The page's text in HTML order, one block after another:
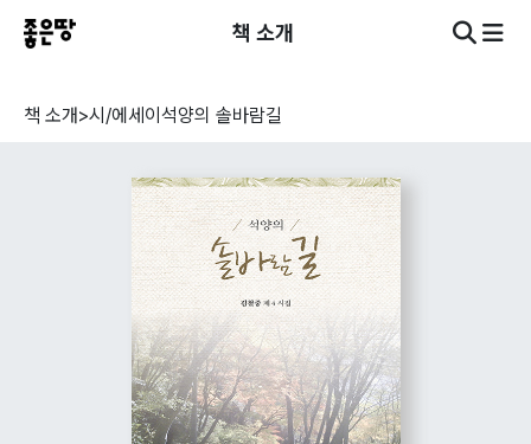
책 소개
책 소개>시/에세이 석양의 솔바람길